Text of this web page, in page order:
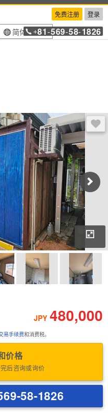
免费注册 登录
简体中文
+81 -569-58-1826
登
JPY 480,000
易手续费和消费税。
价格
后咨询或询价
58-1826